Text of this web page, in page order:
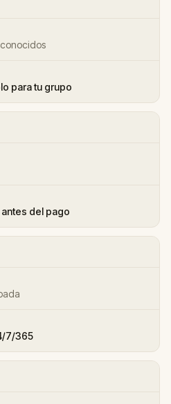
para tu grupo
del pago
7/365